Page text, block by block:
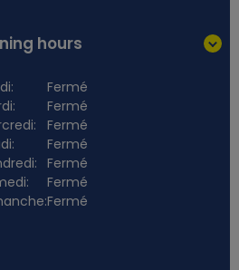
hours
Fermé
Fermé
Fermé
Fermé
Fermé
Fermé
Fermé